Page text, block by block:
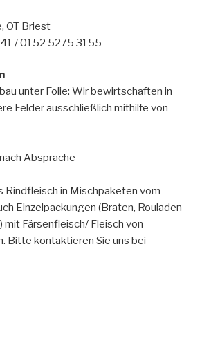
OT Briest
/ 0152 5275 3155
unter Folie: Wir bewirtschaften in
Felder ausschließlich mithilfe von
Absprache
Rindfleisch in Mischpaketen vom
Einzelpackungen (Braten, Rouladen
mit Färsenfleisch/ Fleisch von
Bitte kontaktieren Sie uns bei